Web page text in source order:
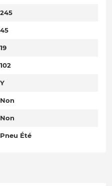
245
45
19
102
Y
Non
Non
Pneu Été